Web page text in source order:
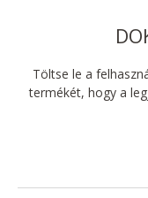
Töltse le a
termékét, hogy a